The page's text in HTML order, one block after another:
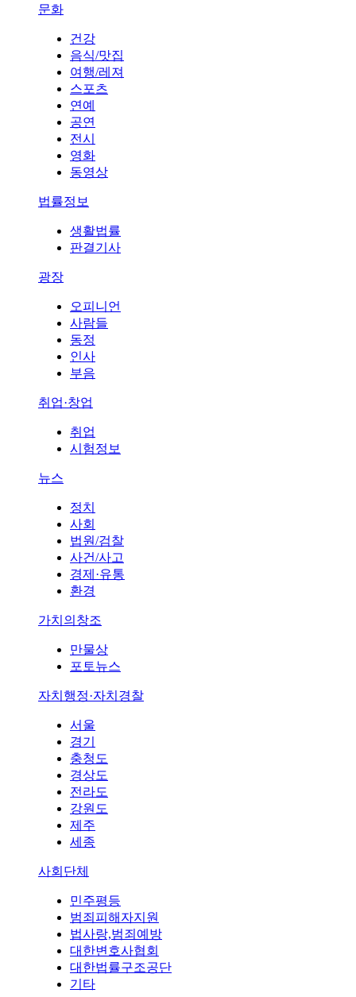
문화
건강
음식/맛집
여행/레져
스포츠
연예
공연
전시
영화
동영상
법률정보
생활법률
판결기사
광장
오피니언
사람들
동정
인사
부음
취업·창업
취업
시험정보
뉴스
정치
사회
법원/검찰
사건/사고
경제·유통
환경
가치의창조
만물상
포토뉴스
자치행정·자치경찰
서울
경기
충청도
경상도
전라도
강원도
제주
세종
사회단체
민주평등
범죄피해자지원
법사랑,범죄예방
대한변호사협회
대한법률구조공단
기타